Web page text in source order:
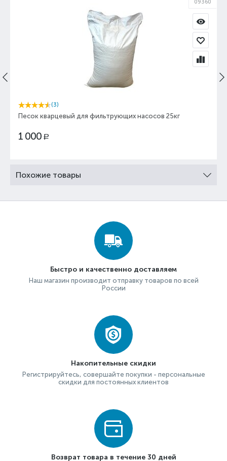
09360
(3)
Песок кварцевый для фильтрующих насосов 25кг
1 000 Р
Похожие товары
Быстро и качественно доставляем
Наш магазин производит отправку товаров по всей
России
Накопительные скидки
Регистрируйтесь, совершайте покупки - персональные
скидки для постоянных клиентов
Возврат товара в течение 30 дней